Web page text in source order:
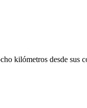
kilómetros desde